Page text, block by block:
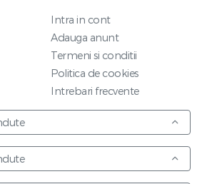
Intra in cont
Adauga anunt
Termeni si conditii
Politica de cookies
Intrebari frecvente